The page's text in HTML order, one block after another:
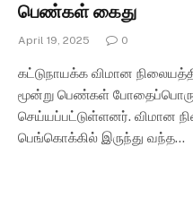
பெண்கள் கைது
April 19, 2025 0
கட்டுநாயக்க விமான
மூன்று பெண்கள் போதைப்பொருள்
செய்யப்பட்டுள்ளனர். விமான
பெங்கொக்கில் இருந்து வந்த…